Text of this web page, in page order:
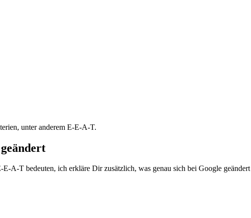
unter anderem E-E-A-T.
A-T bedeuten, ich erkläre Dir zusätzlich, was genau sich bei Google